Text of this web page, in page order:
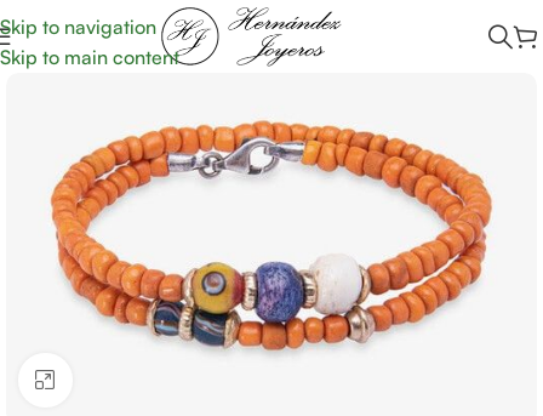
Skip to navigation
Skip to main content